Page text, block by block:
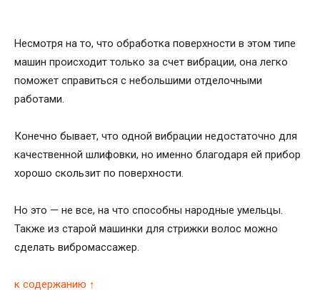
Несмотря на то, что обработка поверхности в этом типе
машин происходит только за счет вибрации, она легко
поможет справиться с небольшими отделочными
работами.
Конечно бывает, что одной вибрации недостаточно для
качественной шлифовки, но именно благодаря ей прибор
хорошо скользит по поверхности.
Но это — не все, на что способны народные умельцы.
Также из старой машинки для стрижки волос можно
сделать вибромассажер.
к содержанию ↑